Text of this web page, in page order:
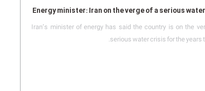
Energy minister: Iran on the verge of a serious
Iran’s minister of energy has said the country is on the
serious water crisis for the years